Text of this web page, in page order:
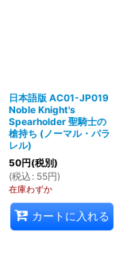
日本語版 AC01-JP019
Noble Knight's
Spearholder 聖騎士の
槍持ち (ノーマル・パラ
レル)
50円(税別)
(税込 : 55円)
在庫わずか
カートに入れる